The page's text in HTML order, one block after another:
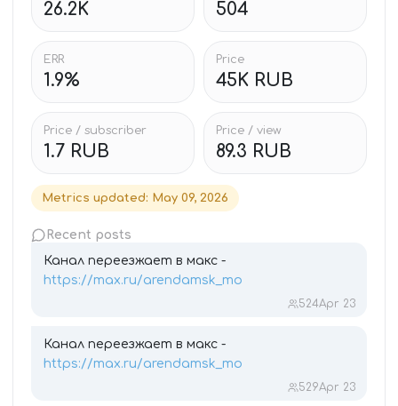
26.2K 504
ERR
1.9%
Price
45K RUB
Price / subscriber
1.7 RUB
Price / view
89.3 RUB
Metrics updated: May 09, 2026
Recent posts
Канал переезжает в макс -
https://max.ru/arendamsk_mo
524Apr 23
Канал переезжает в макс -
https://max.ru/arendamsk_mo
529Apr 23